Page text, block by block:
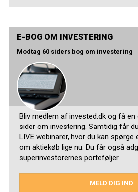
E-BOG OM INVESTERING
Modtag 60 siders bog om investering
Bliv medlem af invested.dk og få en
sider om investering. Samtidig får
LIVE webinarer, hvor du kan spørge
om aktiekøb lige nu. Du får også
superinvestorernes porteføljer.
MELD DIG IND